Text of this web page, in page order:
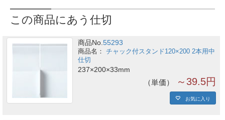
この商品にあう仕切
商品No.55293
チャック付スタンド120×200 2本用中
仕切
237×200×33mm
単価 ～39.5円
お気に入り